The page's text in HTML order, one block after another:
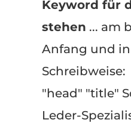
Keyword für
stehen ... am
Anfang und
Schreibweise:
"head" "title"
Leder-